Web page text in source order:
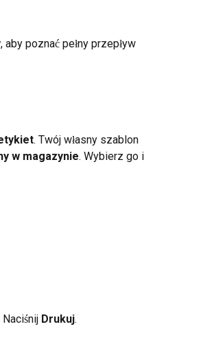
, aby poznać pełny przepływ
. Twój własny szablon
w magazynie. Wybierz go i
Drukuj.